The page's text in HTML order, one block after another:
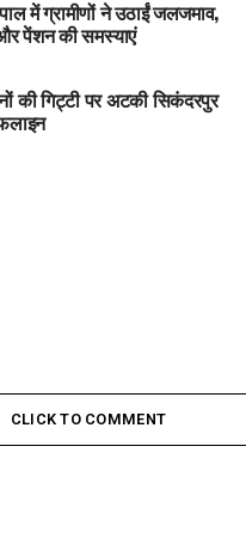
में ग्रामीणों ने उठाईं जलजमाव,
पेंशन की समस्याएं
की गिट्टी पर अटकी सिकंदरपुर
CLICK TO COMMENT